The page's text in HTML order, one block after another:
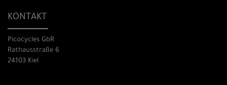
KONTAKT
Picocycles GbR
Rathausstraße 6
24103 Kiel